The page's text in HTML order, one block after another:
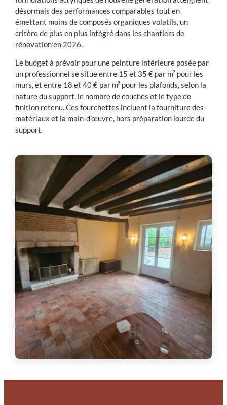
désormais des performances comparables tout en
émettant moins de composés organiques volatils, un
critère de plus en plus intégré dans les chantiers de
rénovation en 2026.
Le budget à prévoir pour une peinture intérieure posée par
un professionnel se situe entre 15 et 35 € par m² pour les
murs, et entre 18 et 40 € par m² pour les plafonds, selon la
nature du support, le nombre de couches et le type de
finition retenu. Ces fourchettes incluent la fourniture des
matériaux et la main-d’œuvre, hors préparation lourde du
support.